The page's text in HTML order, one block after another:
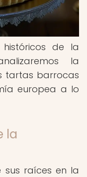
históricos de la
la
tartas barrocas
europea a lo
la
raíces en la